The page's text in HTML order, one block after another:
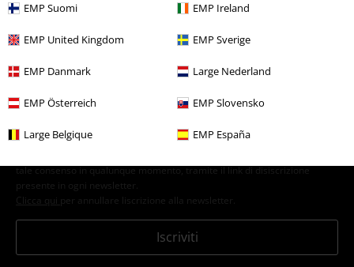
EMP Suomi EMP Ireland
EMP United Kingdom EMP Sverige
EMP Danmark Large Nederland
EMP Österreich EMP Slovensko
Large Belgique EMP España
Iscriviti ora e ricevi un buono sconto del 15%!
Con la presente acconsento a ricevere le newsletter EMP e do il
riguardanti i prodotti trattati. Sono al corrente che i miei dati personali
tale consenso in qualunque momento, tramite il link di disiscrizione
presente in ogni newsletter.
Clicca qui per annullare liscrizione alla newsletter.
Iscriviti